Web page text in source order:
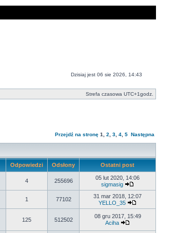
Dzisiaj jest 06 sie 2026, 14:43
Strefa czasowa UTC+1godz.
Przejdź na stronę 1 2 3 4 5 Następna
Odpowiedzi Odsłony Ostatni post
4 255696
05 lut 2020, 14:06
sigmasig
1 77102
31 mar 2018, 12:07
YELLO_35
125 512502
08 gru 2017, 15:49
Aciha